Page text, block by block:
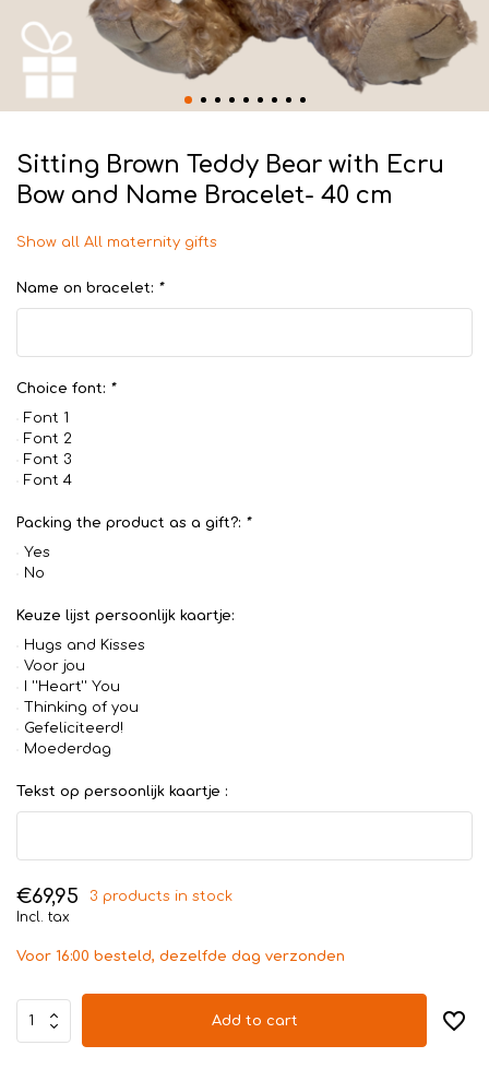
Sitting Brown Teddy Bear with Ecru
Bow and Name Bracelet- 40 cm
Show all All maternity gifts
Name on bracelet: *
Choice font: *
Font 1
Font 2
Font 3
Font 4
Packing the product as a gift?: *
Yes
No
Keuze lijst persoonlijk kaartje:
Hugs and Kisses
Voor jou
I ''Heart'' You
Thinking of you
Gefeliciteerd!
Moederdag
Tekst op persoonlijk kaartje :
€69,95
3 products in stock
Incl. tax
Voor 16:00 besteld, dezelfde dag verzonden
Add to cart